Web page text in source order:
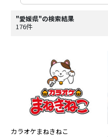
"愛媛県"の検索結果
176件
カラオケまねきねこ